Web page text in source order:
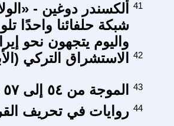
ألكسندر دوغين -
شبكة حلفائنا واحدًا
واليوم يتجهون نحو
41
الاستشراق التركي 42
الموجة من ٥٤ إلى ٥٧ ضمن عملية الوعد الصادق٤ 43
روايات في تحريف 44